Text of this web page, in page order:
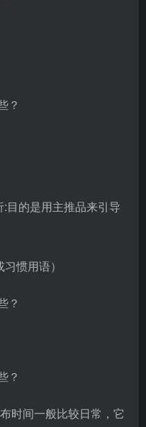
:目的是用主推品来引导
惯用语）
时间一般比较日常，它